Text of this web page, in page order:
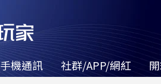
手機通訊 社群/APP/網紅